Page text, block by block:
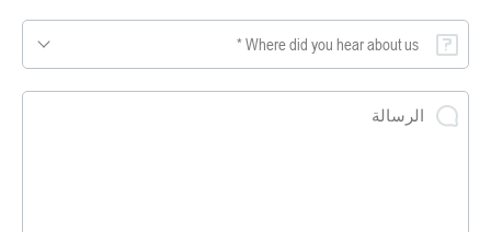
Where did you hear about us *